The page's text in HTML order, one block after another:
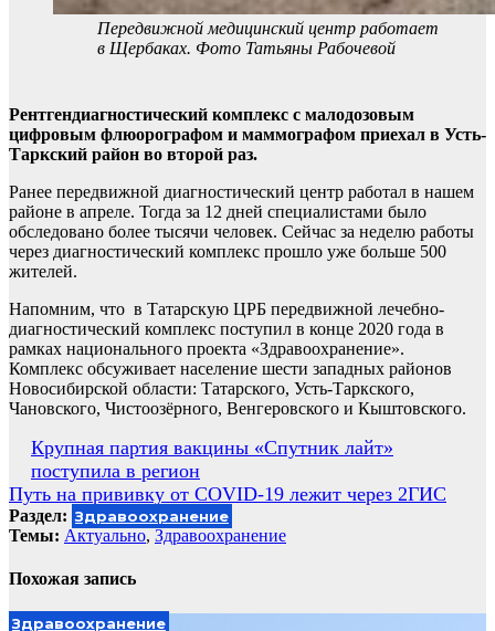
Передвижной медицинский центр работает
в Щербаках. Фото Татьяны Рабочевой
Рентгендиагностический комплекс с малодозовым
цифровым флюорографом и маммографом приехал в Усть-
Таркский район во второй раз.
Ранее передвижной диагностический центр работал в нашем
районе в апреле. Тогда за 12 дней специалистами было
обследовано более тысячи человек. Сейчас за неделю работы
через диагностический комплекс прошло уже больше 500
жителей.
Напомним, что в Татарскую ЦРБ передвижной лечебно-
диагностический комплекс поступил в конце 2020 года в
рамках национального проекта «Здравоохранение».
Комплекс обсуживает население шести западных районов
Новосибирской области: Татарского, Усть-Таркского,
Чановского, Чистоозёрного, Венгеровского и Кыштовского.
Навигация
по
записям
Крупная партия вакцины «Спутник лайт»
поступила в регион
Путь на прививку от COVID-19 лежит через 2ГИС
Раздел: Здравоохранение
Темы: Актуально, Здравоохранение
Похожая запись
Здравоохранение